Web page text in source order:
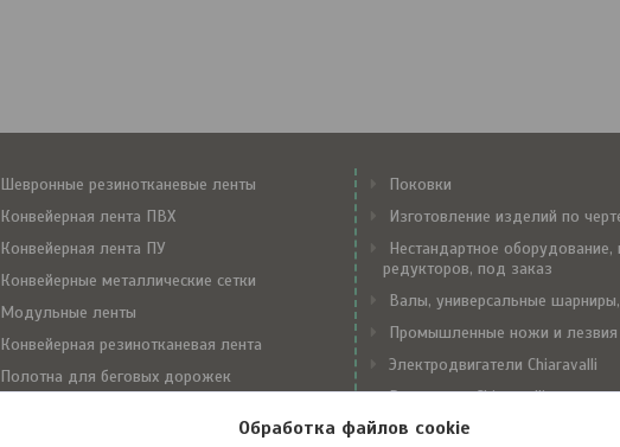
Шевронные резинотканевые ленты
Конвейерная лента ПВХ
Конвейерная лента ПУ
Конвейерные металлические сетки
Модульные ленты
Конвейерная резинотканевая лента
Полотна для беговых дорожек
Поковки
Изготовление изделий по
Нестандартное оборудование,
редукторов, под заказ
Валы, универсальные
Промышленные ножи и лезвия
Электродвигатели Chiaravalli
Редукторы Chiaravalli
Вариаторы Chiaravalli
Обработка файлов cookie